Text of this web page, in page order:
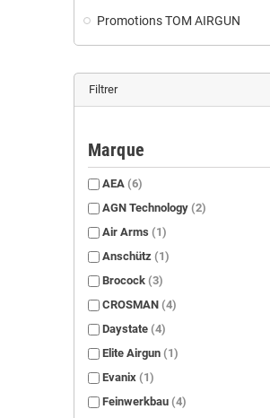
Promotions TOM AIRGUN
Filtrer
Marque
AEA (6)
AGN Technology (2)
Air Arms (1)
Anschütz (1)
Brocock (3)
CROSMAN (4)
Daystate (4)
Elite Airgun (1)
Evanix (1)
Feinwerkbau (4)